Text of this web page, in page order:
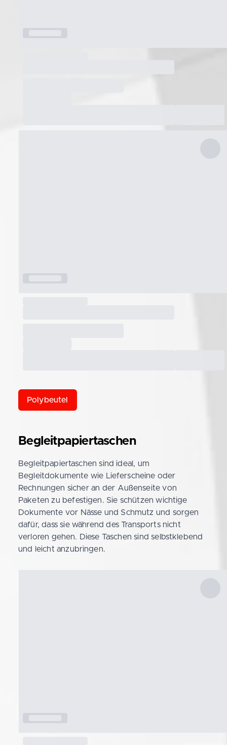
Polybeutel
Begleitpapiertaschen
Begleitpapiertaschen sind ideal, um
Begleitdokumente wie Lieferscheine oder
Rechnungen sicher an der Außenseite von
Paketen zu befestigen. Sie schützen wichtige
Dokumente vor Nässe und Schmutz und sorgen
dafür, dass sie während des Transports nicht
verloren gehen. Diese Taschen sind selbstklebend
und leicht anzubringen.